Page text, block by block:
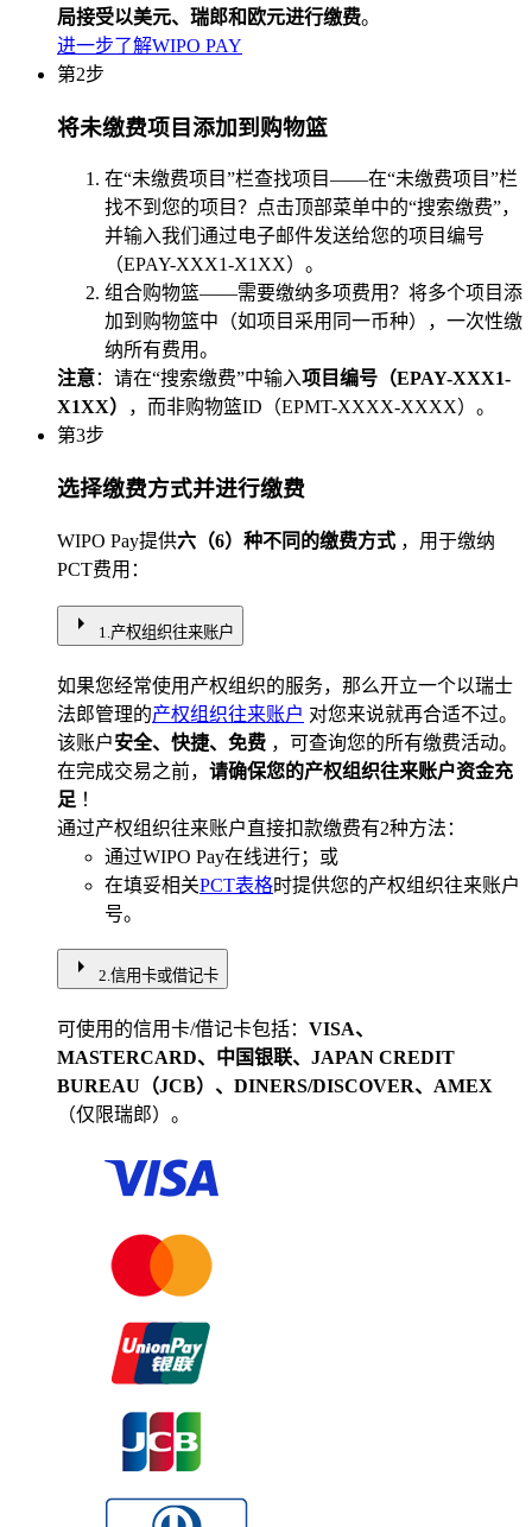
局接受以美元、瑞郎和欧元进行缴费。
进一步了解WIPO PAY
第2步
将未缴费项目添加到购物篮
在“未缴费项目”栏查找项目——在“未缴费项目”栏
找不到您的项目？点击顶部菜单中的“搜索缴费”，
并输入我们通过电子邮件发送给您的项目编号
（EPAY-XXX1-X1XX）。
组合购物篮——需要缴纳多项费用？将多个项目添
加到购物篮中（如项目采用同一币种），一次性缴
纳所有费用。
注意：请在“搜索缴费”中输入项目编号（EPAY-XXX1-
X1XX）
，而非购物篮ID（EPMT-XXXX-XXXX）。
第3步
选择缴费方式并进行缴费
WIPO Pay提供六（6）种不同的缴费方式 ，用于缴纳
PCT费用：
arrow_right 1.产权组织往来账户
如果您经常使用产权组织的服务，那么开立一个以瑞士
法郎管理的产权组织往来账户 对您来说就再合适不过。
该账户安全、快捷、免费 ，可查询您的所有缴费活动。
在完成交易之前， 请确保您的产权组织往来账户资金充
足 ！
通过产权组织往来账户直接扣款缴费有2种方法：
通过WIPO Pay在线进行；或
在填妥相关PCT表格时提供您的产权组织往来账户
号。
arrow_right 2.信用卡或借记卡
可使用的信用卡/借记卡包括： VISA、
MASTERCARD、中国银联、JAPAN CREDIT
BUREAU（JCB）、DINERS/DISCOVER、AMEX
（仅限瑞郎）。